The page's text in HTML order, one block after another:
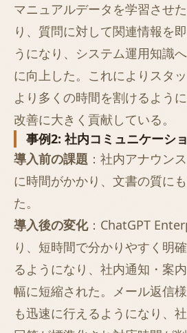
マニュアルデータを学習させ
り、質問に対して関連情報を
うになり、システム運用知識
に向上した。これによりスタ
より多くの時間を割けるよう
改善に大きく貢献している。
事例2: 社内コミュニケーシ
導入前の課題 ：社内アナウン
に時間がかかり、文書の質に
た。
導入後の変化：ChatGPT
り、短時間で分かりやすく明
るようになり、社内通知・案
幅に短縮された。メール返信
も迅速に行えるようになり、